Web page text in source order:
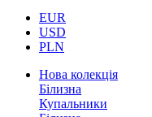
EUR
USD
PLN
Нова колекція
Білизна
Купальники